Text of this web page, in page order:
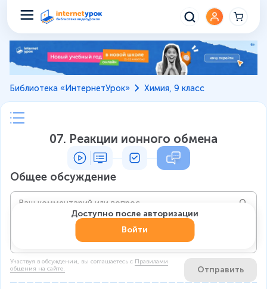
Библиотека «ИнтернетУрок» Химия, 9 класс
07. Реакции ионного обмена
Общее обсуждение
Участвуя в обсуждении, вы соглашаетесь c Правилами
общения на сайте.
Отправить
Доступно после авторизации
Войти